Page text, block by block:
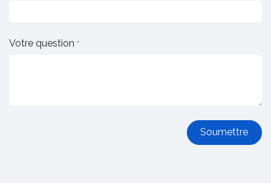
Votre question *
Soumettre